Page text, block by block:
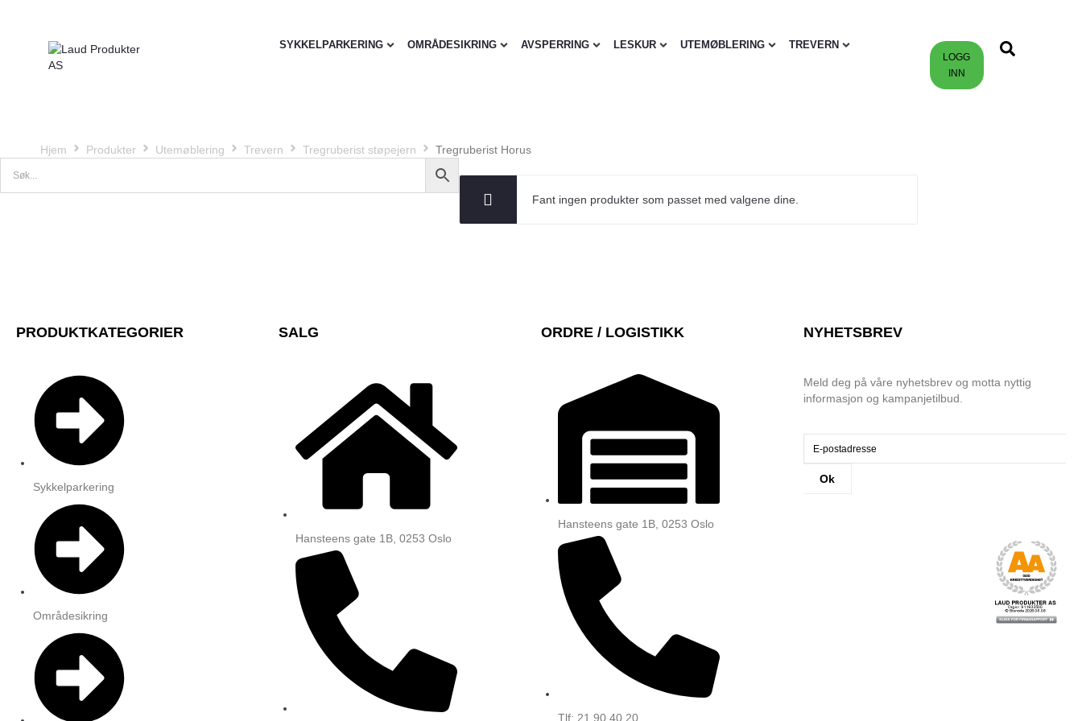
SYKKELPARKERING OMRÅDESIKRING AVSPERRING LESKUR UTEMØBLERING TREVERN
LOGG
INN
Hjem Produkter Utemøblering Trevern Tregruberist støpejern Tregruberist Horus
Fant ingen produkter som passet med valgene dine.
PRODUKTKATEGORIER
Sykkelparkering
Områdesikring
SALG
Hansteens gate 1B, 0253 Oslo
ORDRE / LOGISTIKK
Hansteens gate 1B, 0253 Oslo
Tlf: 21 90 40 20
NYHETSBREV
Meld deg på våre nyhetsbrev og motta nyttig
informasjon og kampanjetilbud.
Ok